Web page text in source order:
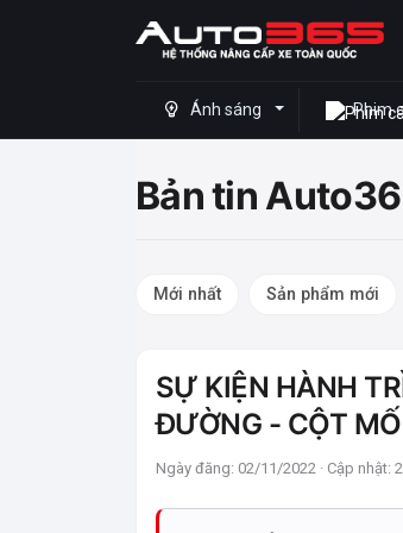
Ánh sáng Phim
Bản tin
Mới nhất Sản phẩm mới
SỰ KIỆN HÀNH
ĐƯỜNG - CỘT
Ngày đăng: 02/11/2022 · Cập nhật: